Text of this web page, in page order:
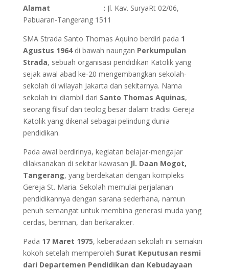
Alamat : Jl. Kav. SuryaRt 02/06,
Pabuaran-Tangerang 1511
SMA Strada Santo Thomas Aquino berdiri pada 1
Agustus 1964di bawah naungan Perkumpulan
Strada, sebuah organisasi pendidikan Katolik yang
sejak awal abad ke-20 mengembangkan sekolah-
sekolah di wilayah Jakarta dan sekitarnya. Nama
sekolah ini diambil dari Santo Thomas Aquinas,
seorang filsuf dan teolog besar dalam tradisi Gereja
Katolik yang dikenal sebagai pelindung dunia
pendidikan.
Pada awal berdirinya, kegiatan belajar-mengajar
dilaksanakan di sekitar kawasan Jl. Daan Mogot,
Tangerang, yang berdekatan dengan kompleks
Gereja St. Maria. Sekolah memulai perjalanan
pendidikannya dengan sarana sederhana, namun
penuh semangat untuk membina generasi muda yang
cerdas, beriman, dan berkarakter.
Pada 17 Maret 1975, keberadaan sekolah ini semakin
kokoh setelah memperoleh Surat Keputusan resmi
dari Departemen Pendidikan dan Kebudayaan